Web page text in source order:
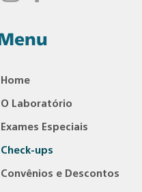
Menu
Home
O Laboratório
Exames Especiais
Check-ups
Convênios e Descontos